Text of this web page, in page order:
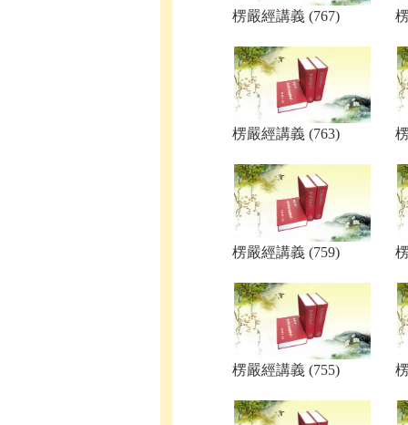
楞嚴經講義 (767)
楞嚴經講義 (763)
楞嚴經講義 (759)
楞嚴經講義 (755)